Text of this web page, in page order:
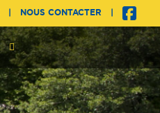
NOUS CONTACTER